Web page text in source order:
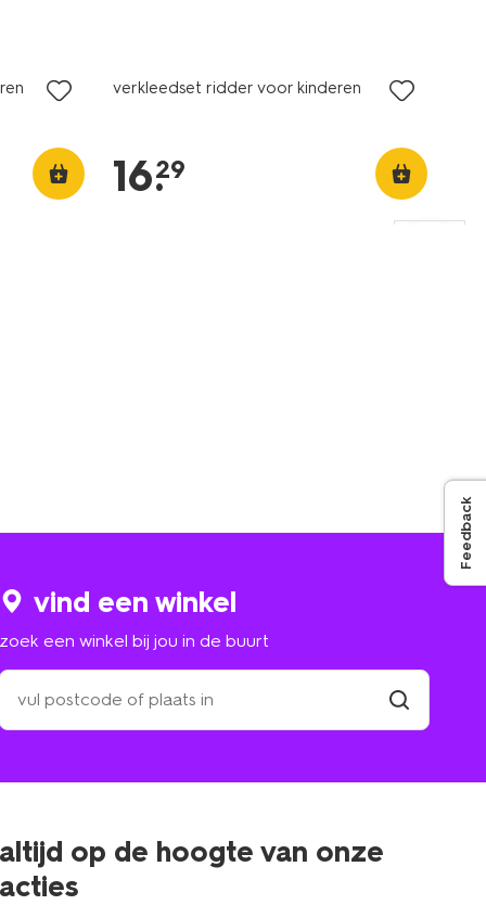
verkleedset ridder voor kinderen
16.
29
vind een winkel
zoek een winkel bij jou in de buurt
zoek
een
winkel
altijd op de hoogte van onze
acties
Feedback